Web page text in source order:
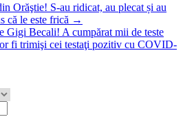
Orăştie! S-au ridicat, au plecat și au
că le este frică →
Gigi Becali! A cumpărat mii de teste
fi trimişi cei testaţi pozitiv cu COVID-